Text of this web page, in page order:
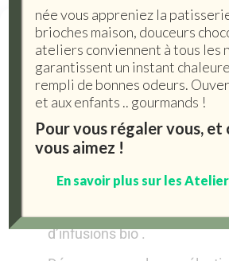
Thés, Tisanes,
Infusions &
Des tisanes bio origine
Baronnies provençales
d’infusions bio .
née vous appreniez la
brioches maison, douceurs
ateliers conviennent à tous les
garantissent un instant
rempli de bonnes odeurs.
et aux enfants .. gourmands !
Pour vous régaler vous, et
vous aimez !
En savoir plus sur les